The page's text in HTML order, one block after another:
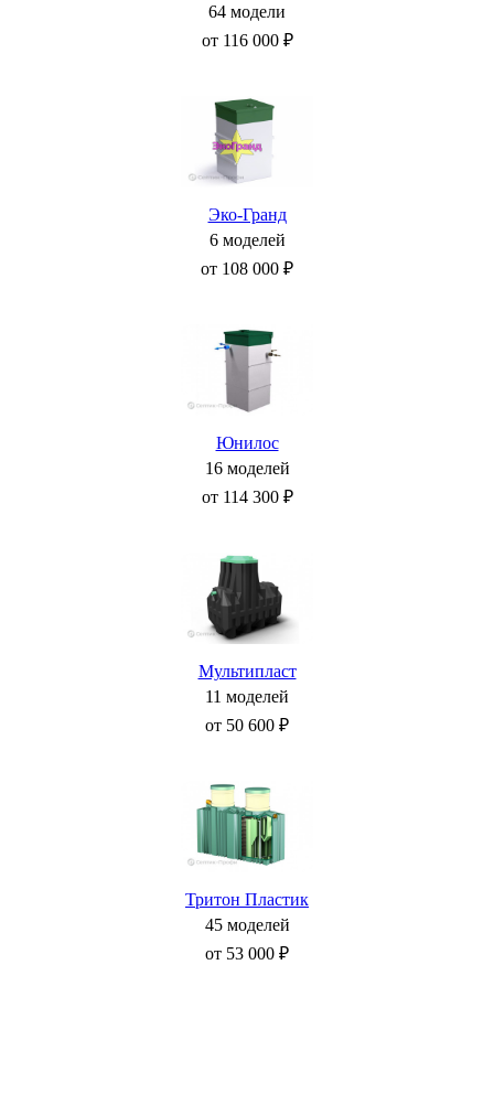
64 модели
от 116 000 ₽
Эко-Гранд
6 моделей
от 108 000 ₽
Юнилос
16 моделей
от 114 300 ₽
Мультипласт
11 моделей
от 50 600 ₽
Тритон Пластик
45 моделей
от 53 000 ₽